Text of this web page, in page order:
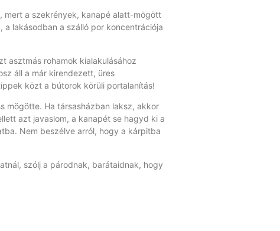
mert a szekrények, kanapé alatt-mögött
lakásodban a szálló por koncentrációja
asztmás rohamok kialakulásához
áll a már kirendezett, üres
közt a bútorok körüli portalanítás!
mögötte. Ha társasházban laksz, akkor
azt javaslom, a kanapét se hagyd ki a
Nem beszélve arról, hogy a kárpitba
szólj a párodnak, barátaidnak, hogy